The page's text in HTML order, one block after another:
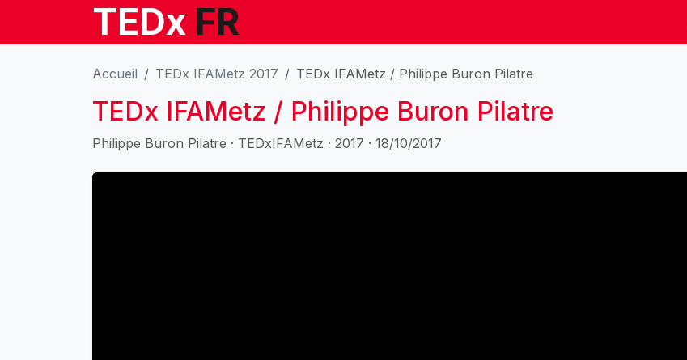
TEDx FR
Accueil TEDx IFAMetz 2017 TEDx IFAMetz / Philippe Buron Pilatre
TEDx IFAMetz / Philippe Buron Pilatre
Philippe Buron Pilatre · TEDxIFAMetz · 2017 · 18/10/2017